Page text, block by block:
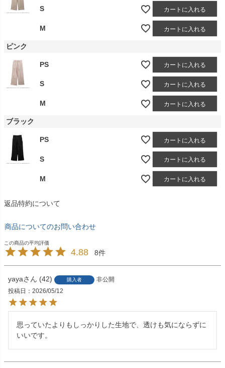
S カートに入れる
M カートに入れる
ピンク
PS カートに入れる
S カートに入れる
M カートに入れる
ブラック
PS カートに入れる
S カートに入れる
M カートに入れる
返品特約について
商品についてのお問い合わせ
4.88 8
yaya 42 購入者
非公開
投稿日
2026/05/12
思っていたよりもしっかりした生地で、透けも気にならずに
いいです。